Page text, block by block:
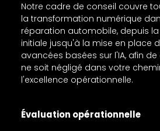
Notre cadre de conseil couvre
la transformation numérique
réparation automobile, depuis
initiale jusqu'à la mise en place
avancées basées sur l'IA, afin
ne soit négligé dans votre
l'excellence opérationnelle.
Évaluation opérationnelle